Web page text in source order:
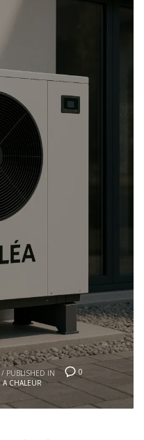
0
/ PUBLISHED IN
A CHALEUR